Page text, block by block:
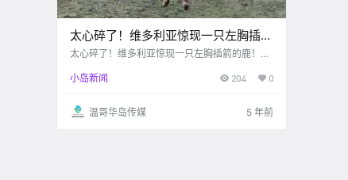
太心碎了！维多利亚惊现一只左胸插箭
的鹿！这是人干的事儿嘛？！
太心碎了！维多利亚惊现一只左胸插箭的鹿！这
小岛新闻
204 0
温哥华岛传媒 5 年前